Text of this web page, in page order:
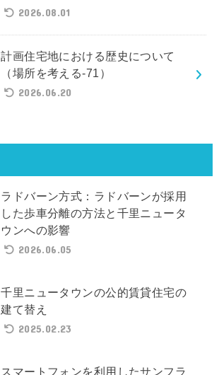
2026.08.01
計画住宅地における歴史について
（場所を考える-71）
2026.06.20
ラドバーン方式：ラドバーンが採用
した歩車分離の方法と千里ニュータ
ウンへの影響
2026.06.05
千里ニュータウンの公的賃貸住宅の
建て替え
2025.02.23
スマートフォンを利用したサンフラ